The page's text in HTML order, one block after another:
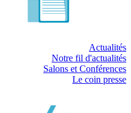
Actualités
Notre fil d'actualités
Salons et Conférences
Le coin presse